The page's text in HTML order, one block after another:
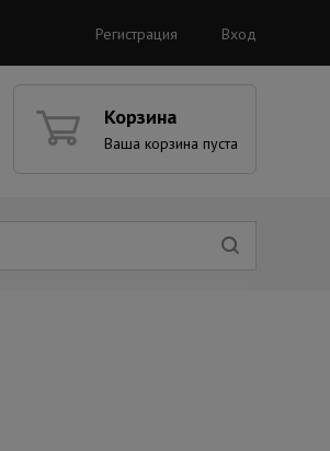
Регистрация Вход
Корзина
Ваша корзина пуста